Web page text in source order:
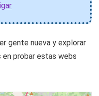
gente nueva y explorar
en probar estas webs